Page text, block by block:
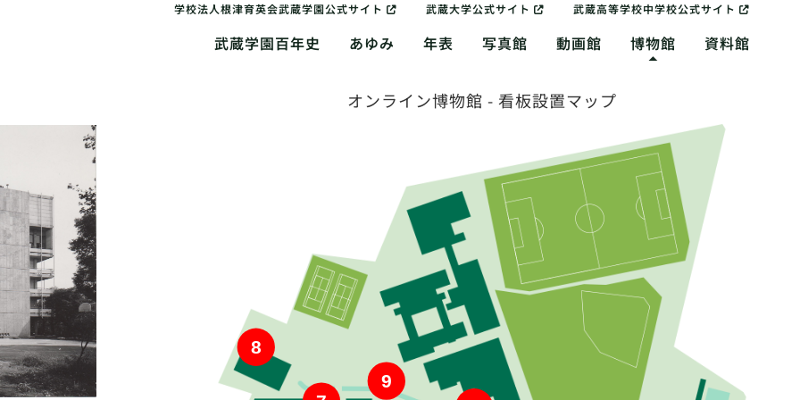
学校法人根津育英会武蔵学園公式サイト 武蔵大学公式サイト 武蔵高等学校中学校公式サイト
武蔵学園百年史 あゆみ 年表 写真館 動画館 博物館 資料館
オンライン博物館 - 看板設置マップ
8
9